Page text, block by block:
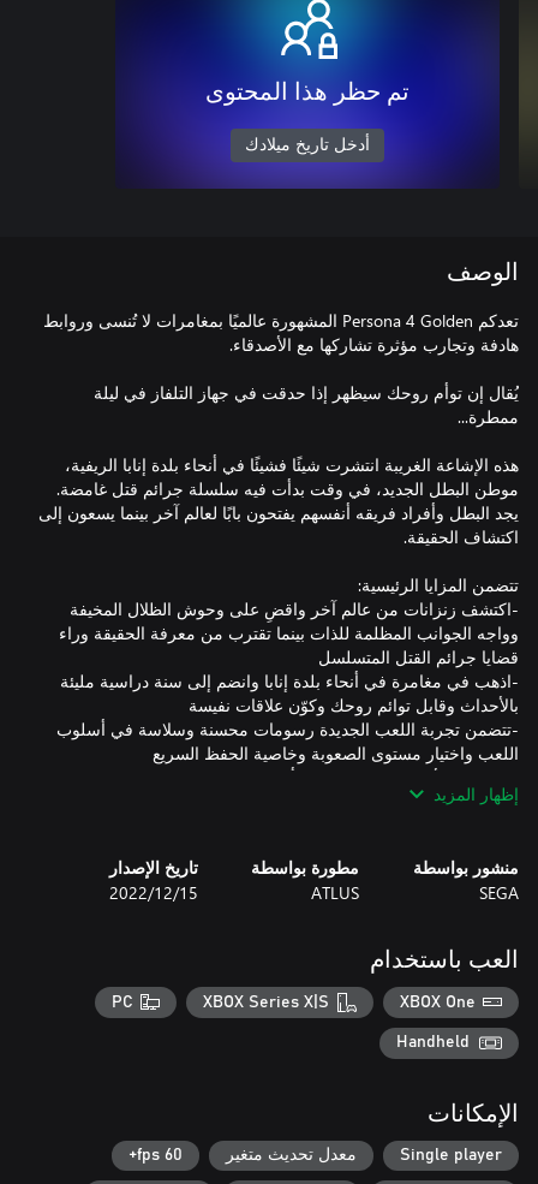
تم حظر هذا المحتوى
أدخل تاريخ ميلادك
الوصف
تعدكم Persona 4 Golden المشهورة عالميًا بمغامرات لا تُنسى وروابط
يُقال إن توأم روحك سيظهر إذا حدقت في جهاز التلفاز في ليلة
هذه الإشاعة الغريبة انتشرت شيئًا فشيئًا في أنحاء بلدة إنابا الريفية،
موطن البطل الجديد، في وقت بدأت فيه سلسلة جرائم قتل غامضة.
يجد البطل وأفراد فريقه أنفسهم يفتحون بابًا لعالم آخر بينما يسعون إلى
-اكتشف زنزانات من عالم آخر واقضِ على وحوش الظلال المخيفة
وواجه الجوانب المظلمة للذات بينما تقترب من معرفة الحقيقة وراء
-اذهب في مغامرة في أنحاء بلدة إنابا وانضم إلى سنة دراسية مليئة
-تتضمن تجربة اللعب الجديدة رسومات محسنة وسلاسة في أسلوب
-اختر بين الأداء الصوتي باليابانية أو الإنجليزية
إظهار المزيد
منشور بواسطة
SEGA
مطورة بواسطة
ATLUS
تاريخ الإصدار
15‏/12‏/2022
العب باستخدام
XBOX One
XBOX Series X|S
PC
Handheld
الإمكانات
Single player معدل تحديث متغير 60 fps+